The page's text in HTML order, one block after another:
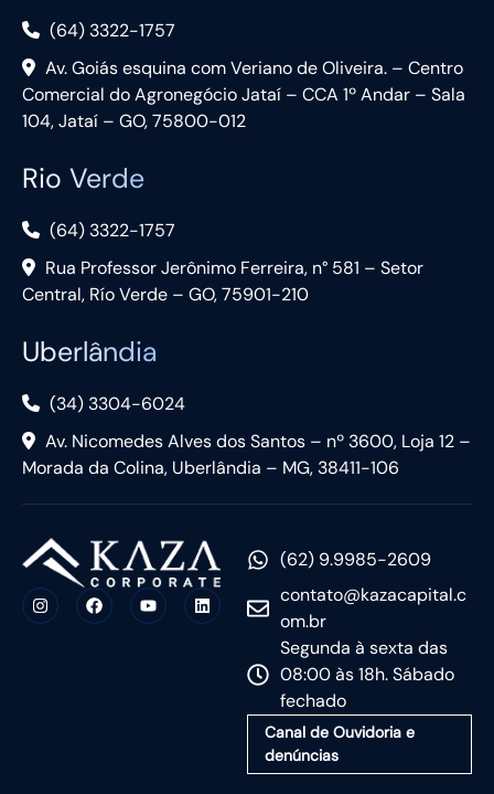
(64) 3322-1757
Av. Goiás esquina com Veriano de Oliveira. – Centro
Comercial do Agronegócio Jataí – CCA 1º Andar – Sala
104, Jataí – GO, 75800-012
Rio Verde
(64) 3322-1757
Rua Professor Jerônimo Ferreira, n° 581 – Setor
Central, Río Verde – GO, 75901-210
Uberlândia
(34) 3304-6024
Av. Nicomedes Alves dos Santos – nº 3600, Loja 12 –
Morada da Colina, Uberlândia – MG, 38411-106
(62) 9.9985-2609
contato@kazacapital.c
om.br
Segunda à sexta das
08:00 às 18h. Sábado
fechado
Canal de Ouvidoria e
denúncias